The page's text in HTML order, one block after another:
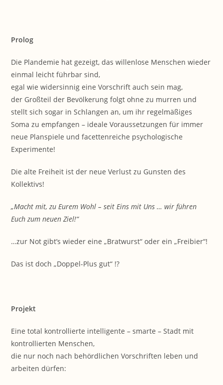
Prolog
Die Plandemie hat gezeigt, das willenlose Menschen wieder
einmal leicht führbar sind,
egal wie widersinnig eine Vorschrift auch sein mag,
der Großteil der Bevölkerung folgt ohne zu murren und
stellt sich sogar in Schlangen an, um ihr regelmäßiges
Soma zu empfangen – ideale Voraussetzungen für immer
neue Planspiele und facettenreiche psychologische
Experimente!
Die alte Freiheit ist der neue Verlust zu Gunsten des
Kollektivs!
„Macht mit, zu Eurem Wohl – seit Eins mit Uns … wir führen
Euch zum neuen Ziel!“
…zur Not gibt’s wieder eine „Bratwurst“ oder ein „Freibier“!
Das ist doch „Doppel-Plus gut“ !?
Projekt
Eine total kontrollierte intelligente – smarte – Stadt mit
kontrollierten Menschen,
die nur noch nach behördlichen Vorschriften leben und
arbeiten dürfen: